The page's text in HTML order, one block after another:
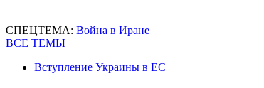
СПЕЦТЕМА: Война в Иране
ВСЕ ТЕМЫ
Вступление Украины в ЕС